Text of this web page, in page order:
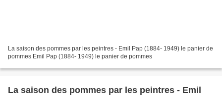
La saison des pommes par les peintres - Emil Pap (1884- 1949) le panier de
pommes Emil Pap (1884- 1949) le panier de pommes
La saison des pommes par les peintres - Emil